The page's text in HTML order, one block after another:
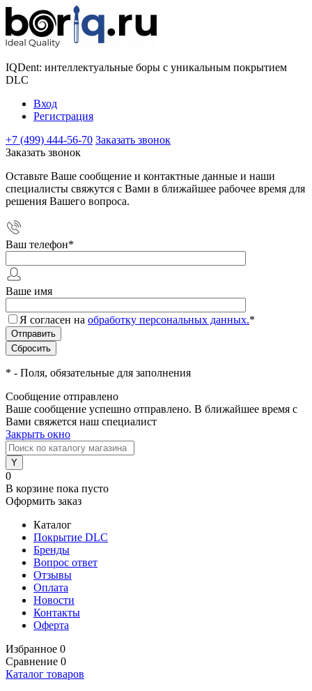
IQDent: интеллектуальные боры с уникальным покрытием
DLC
Вход
Регистрация
+7 (499) 444-56-70 Заказать звонок
Заказать звонок
Оставьте Ваше сообщение и контактные данные и наши
специалисты свяжутся с Вами в ближайшее рабочее время для
решения Вашего вопроса.
Ваш телефон*
Ваше имя
Я согласен на обработку персональных данных.*
* - Поля, обязательные для заполнения
Сообщение отправлено
Ваше сообщение успешно отправлено. В ближайшее время с
Вами свяжется наш специалист
Закрыть окно
0
В корзине пока пусто
Оформить заказ
Каталог
Покрытие DLC
Бренды
Вопрос ответ
Отзывы
Оплата
Новости
Контакты
Оферта
Избранное 0
Сравнение 0
Каталог товаров